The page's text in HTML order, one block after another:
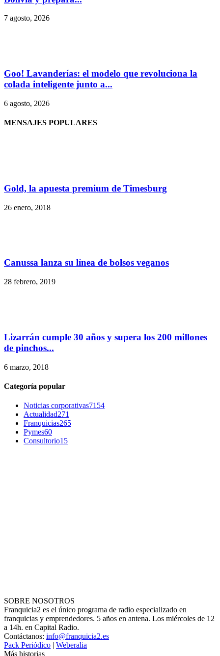
7 agosto, 2026
Goo! Lavanderías: el modelo que revoluciona la
colada inteligente junto a...
6 agosto, 2026
MENSAJES POPULARES
Gold, la apuesta premium de Timesburg
26 enero, 2018
Canussa lanza su línea de bolsos veganos
28 febrero, 2019
Lizarrán cumple 30 años y supera los 200 millones
de pinchos...
6 marzo, 2018
Categoría popular
Noticias corporativas7154
Actualidad271
Franquicias265
Pymes60
Consultorio15
SOBRE NOSOTROS
Franquicia2 es el único programa de radio especializado en
franquicias y emprendedores. 5 años en antena. Los miércoles de 12
a 14h. en Capital Radio.
Contáctanos: info@franquicia2.es
Pack Periódico | Weberalia
Más historias